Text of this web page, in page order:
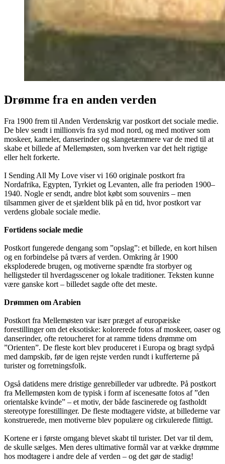
Drømme fra en anden verden
Fra 1900 frem til Anden Verdenskrig var postkort det sociale medie.
De blev sendt i millionvis fra syd mod nord, og med motiver som
moskeer, kameler, danserinder og slangetæmmere var de med til at
skabe et billede af Mellemøsten, som hverken var det helt rigtige
eller helt forkerte.
I Sending All My Love viser vi 160 originale postkort fra
Nordafrika, Egypten, Tyrkiet og Levanten, alle fra perioden 1900–
1940. Nogle er sendt, andre blot købt som souvenirs – men
tilsammen giver de et sjældent blik på en tid, hvor postkort var
verdens globale sociale medie.
Fortidens sociale medie
Postkort fungerede dengang som ”opslag”: et billede, en kort hilsen
og en forbindelse på tværs af verden. Omkring år 1900
eksploderede brugen, og motiverne spændte fra storbyer og
helligsteder til hverdagsscener og lokale traditioner. Teksten kunne
være ganske kort – billedet sagde ofte det meste.
Drømmen om Arabien
Postkort fra Mellemøsten var især præget af europæiske
forestillinger om det eksotiske: kolorerede fotos af moskeer, oaser og
danserinder, ofte retoucheret for at ramme tidens drømme om
”Orienten”. De fleste kort blev produceret i Europa og bragt sydpå
med dampskib, før de igen rejste verden rundt i kufferterne på
turister og forretningsfolk.
Også datidens mere dristige genrebilleder var udbredte. På postkort
fra Mellemøsten kom de typisk i form af iscenesatte fotos af ”den
orientalske kvinde” – et motiv, der både fascinerede og fastholdt
stereotype forestillinger. De fleste modtagere vidste, at billederne var
konstruerede, men motiverne blev populære og cirkulerede flittigt.
Kortene er i første omgang blevet skabt til turister. Det var til dem,
de skulle sælges. Men deres ultimative formål var at vække drømme
hos modtagere i andre dele af verden – og det gør de stadig!